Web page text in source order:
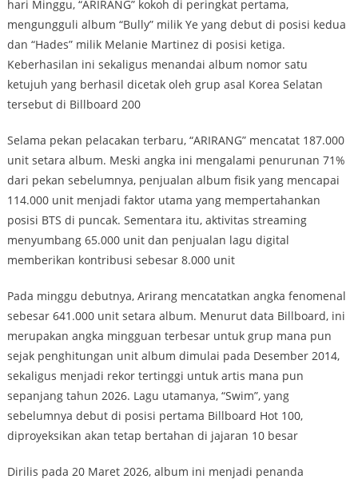
hari Minggu, “ARIRANG” kokoh di peringkat pertama,
mengungguli album “Bully” milik Ye yang debut di posisi kedua
dan “Hades” milik Melanie Martinez di posisi ketiga.
Keberhasilan ini sekaligus menandai album nomor satu
ketujuh yang berhasil dicetak oleh grup asal Korea Selatan
tersebut di Billboard 200
Selama pekan pelacakan terbaru, “ARIRANG” mencatat 187.000
unit setara album. Meski angka ini mengalami penurunan 71%
dari pekan sebelumnya, penjualan album fisik yang mencapai
114.000 unit menjadi faktor utama yang mempertahankan
posisi BTS di puncak. Sementara itu, aktivitas streaming
menyumbang 65.000 unit dan penjualan lagu digital
memberikan kontribusi sebesar 8.000 unit
Pada minggu debutnya, Arirang mencatatkan angka fenomenal
sebesar 641.000 unit setara album. Menurut data Billboard, ini
merupakan angka mingguan terbesar untuk grup mana pun
sejak penghitungan unit album dimulai pada Desember 2014,
sekaligus menjadi rekor tertinggi untuk artis mana pun
sepanjang tahun 2026. Lagu utamanya, “Swim”, yang
sebelumnya debut di posisi pertama Billboard Hot 100,
diproyeksikan akan tetap bertahan di jajaran 10 besar
Dirilis pada 20 Maret 2026, album ini menjadi penanda